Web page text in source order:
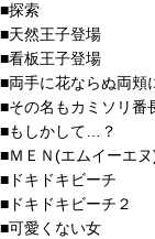
■探索
■天然王子登場
■看板王子登場
■両手に花ならぬ両頬
■その名もカミソリ番
■もしかして…？
■ＭＥＮ(エムイーエヌ
■ドキドキビーチ
■ドキドキビーチ２
■可愛くない女